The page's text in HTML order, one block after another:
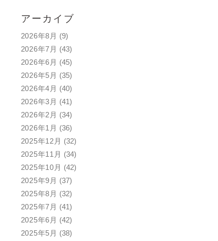
アーカイブ
2026年8月 (9)
2026年7月 (43)
2026年6月 (45)
2026年5月 (35)
2026年4月 (40)
2026年3月 (41)
2026年2月 (34)
2026年1月 (36)
2025年12月 (32)
2025年11月 (34)
2025年10月 (42)
2025年9月 (37)
2025年8月 (32)
2025年7月 (41)
2025年6月 (42)
2025年5月 (38)